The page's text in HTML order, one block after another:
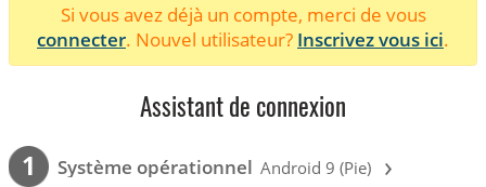
Si vous avez déjà un compte, merci de vous
connecter. Nouvel utilisateur? Inscrivez vous ici.
Assistant de connexion
1 Système opérationnel Android 9 (Pie) ›